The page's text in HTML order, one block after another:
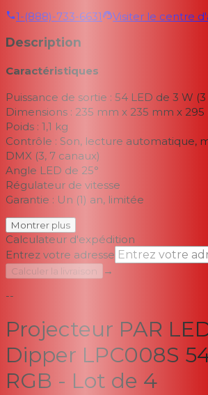
1-(888)-733-6631
Visiter le centre
Description
Caractéristiques
Puissance de sortie : 54 LED de 3 W (3
Dimensions : 235 mm x 235 mm x
Poids : 1,1 kg
Contrôle : Son, lecture automatique,
DMX (3, 7 canaux)
Angle LED de 25°
Régulateur de vitesse
Garantie : Un (1) an, limitée
Montrer plus
Calculateur d'expédition
Entrez votre adresse
Calculer la livraison
→
--
Projecteur PAR
Dipper LPC008S
RGB - Lot de 4